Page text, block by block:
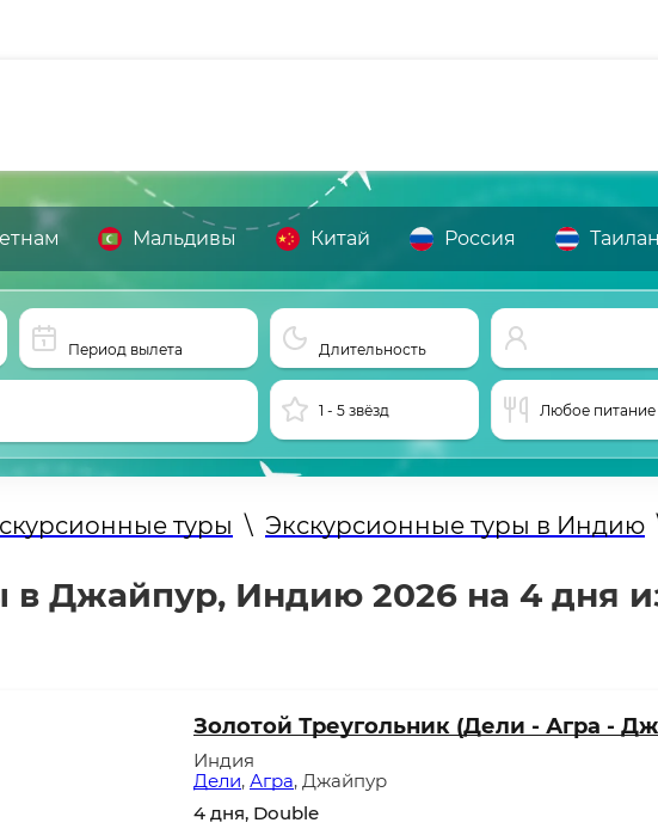
Мальдивы Китай Россия
Период вылета Длительность
1 - 5 звёзд Любое питание
туры \ Экскурсионные туры в Индию
в Джайпур, Индию 2026 на 4 дня
Золотой Треугольник (Дели - Агра -
Индия
Дели, Агра, Джайпур
4 дня, Double